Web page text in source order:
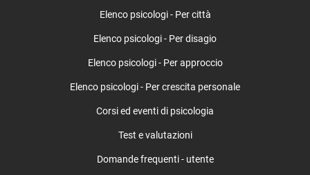
Elenco psicologi - Per città
Elenco psicologi - Per disagio
Elenco psicologi - Per approccio
Elenco psicologi - Per crescita personale
Corsi ed eventi di psicologia
Test e valutazioni
Domande frequenti - utente